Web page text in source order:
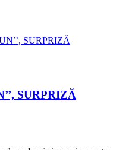
SURPRIZĂ